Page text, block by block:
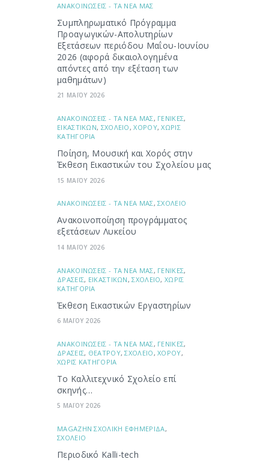
ΑΝΑΚΟΙΝΩΣΕΙΣ - ΤΑ ΝΕΑ ΜΑΣ
Συμπληρωματικό Πρόγραμμα
Προαγωγικών-Απολυτηρίων
Εξετάσεων περιόδου Μαΐου-Ιουνίου
2026 (αφορά δικαιολογημένα
απόντες από την εξέταση των
μαθημάτων)
21 ΜΑΪΟΥ 2026
ΑΝΑΚΟΙΝΩΣΕΙΣ - ΤΑ ΝΕΑ ΜΑΣ, ΓΕΝΙΚΕΣ,
ΕΙΚΑΣΤΙΚΩΝ, ΣΧΟΛΕΙΟ,ΧΟΡΟΥ,ΧΩΡΙΣ
ΚΑΤΗΓΟΡΙΑ
Ποίηση, Μουσική και Χορός στην
Έκθεση Εικαστικών του Σχολείου μας
15 ΜΑΪΟΥ 2026
ΑΝΑΚΟΙΝΩΣΕΙΣ - ΤΑ ΝΕΑ ΜΑΣ,ΣΧΟΛΕΙΟ
Ανακοινοποίηση προγράμματος
εξετάσεων Λυκείου
14 ΜΑΪΟΥ 2026
ΑΝΑΚΟΙΝΩΣΕΙΣ - ΤΑ ΝΕΑ ΜΑΣ, ΓΕΝΙΚΕΣ,
ΔΡΑΣΕΙΣ, ΕΙΚΑΣΤΙΚΩΝ ,ΣΧΟΛΕΙΟ,ΧΩΡΙΣ
ΚΑΤΗΓΟΡΙΑ
Έκθεση Εικαστικών Εργαστηρίων
6 ΜΑΪΟΥ 2026
ΑΝΑΚΟΙΝΩΣΕΙΣ - ΤΑ ΝΕΑ ΜΑΣ, ΓΕΝΙΚΕΣ,
ΔΡΑΣΕΙΣ, ΘΕΑΤΡΟΥ,ΣΧΟΛΕΙΟ ,ΧΟΡΟΥ,
ΧΩΡΙΣ ΚΑΤΗΓΟΡΙΑ
Το Καλλιτεχνικό Σχολείο επί
σκηνής…
5 ΜΑΪΟΥ 2026
ΜAGAZHN ΣΧΟΛΙΚΗ ΕΦΗΜΕΡΙΔΑ,
ΣΧΟΛΕΙΟ
Περιοδικό Kalli-tech